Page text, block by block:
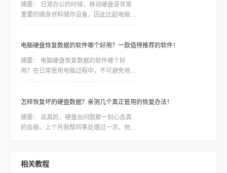
摘要：
重要的随身资料储存设备，因此比起电脑本
地的硬盘，移动硬盘更加容易出现数据丢
备份，那么造成的损失将是难以估量的，因
常大，今天我们就针对转转数据恢复大师数
据恢复这款软件，讲讲如何利用工具恢复丢
电脑硬盘恢复数据的软件哪个好用？一款值得推荐的软件！
摘要：
用？在日常使用电脑过程中，不可避免地会
遇到电脑硬盘数据丢失或损坏的情况。无论
们都面临着一种紧迫感，需要尽快找到一款
而，市面上各种各样的电脑硬盘恢复软件让
人眼花缭乱，我们应该如何选择呢？本文将
怎样恢复坏的硬盘数据？亲测几个真正管用的恢复办法！
摘要：
的会崩。上个月我帮同事处理过一次，他那
据？后来折腾了大半天才把东西捞回来大部
相关教程